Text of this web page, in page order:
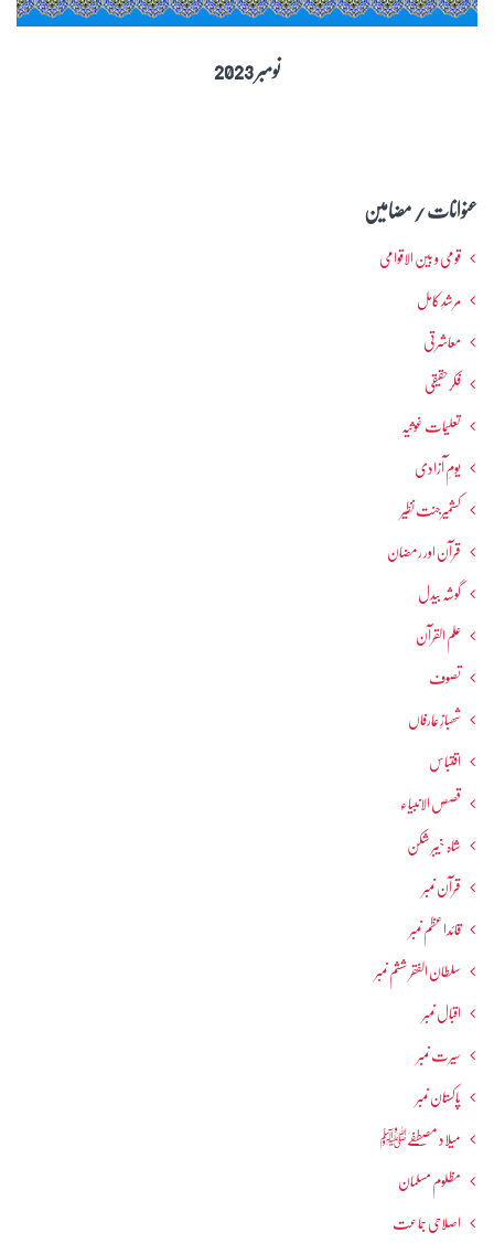
نومبر 2023
عنوانات / مضامین
قومی و بین الاقوامی
مرشدِ کامل
معاشرتی
فکرحقیقی
تعلیمات غوثیہ
یومِ آزادی
کشمیرجنت نظیر
قرآن اور رمضان
گوشہ بیدل
علم القرآن
تصوف
شھبازِ عارفاں
اقتباس
قصص الانبیاء
شاہ خیبر شکن
قرآن نمبر
قائداعظم نمبر
سلطان الفقر ششم نمبر
اقبال نمبر
سیرت نمبر
پاکستان نمبر
میلاد مصطفےٰﷺ
مظلوم مسلمان
اصلاحی جماعت